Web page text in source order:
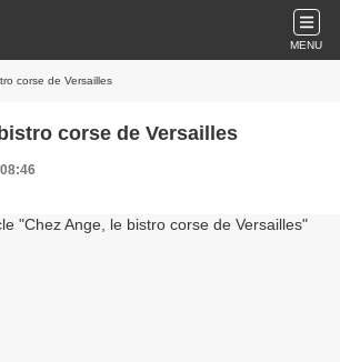
MENU
corse de Versailles
corse de Versailles